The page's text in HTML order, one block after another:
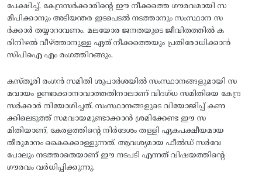
പേക്ഷിച്ച്‌, കേന്ദ്രസര്‍ക്കാരിന്റെ ഈ നീക്കത്തെ ഗൗരവമായി സ
മീപിക്കാനും അടിയന്തര ഇടപെടല്‍ നടത്താനും സംസ്ഥാന സ
ര്‍ക്കാര്‍ തയ്യാറാവണം. മലയോര ജനതയുടെ ജീവിതത്തില്‍ ക
രിനിഴല്‍ വീഴ്‌ത്താനുള്ള ഏത്‌ നീക്കത്തെയും പ്രതിരോധിക്കാന്‍
സിപിഐ എം രംഗത്തിറങ്ങും.
കസ്‌തൂരി രംഗന്‍ സമിതി ശുപാര്‍ശയില്‍ സംസ്ഥാനങ്ങളുമായി സ
മവായം ഉണ്ടാക്കാനാവാത്തതിനാലാണ്‌ വിദഗ്‌ധ സമിതിയെ കേന്ദ്ര
സര്‍ക്കാര്‍ നിയോഗിച്ചത്‌. സംസ്ഥാനങ്ങളുടെ വിയോജിപ്പ്‌ കണ
ക്കിലെടുത്ത്‌ സമവായമുണ്ടാക്കാന്‍ ശ്രമിക്കേണ്ട ഈ സ
മിതിയാണ്‌, കേരളത്തിന്റെ നിര്‍ദേശം തള്ളി ഏകപക്ഷീയമായ
തീരുമാനം കൈക്കൊള്ളുന്നത്‌. ആവശ്യമായ ഫീല്‍ഡ്‌ സര്‍വേ
പോലും നടത്താതെയാണ്‌ ഈ നടപടി എന്നത്‌ വിഷയത്തിന്റെ
ഗൗരവം വര്‍ധിപ്പിക്കുന്നു.